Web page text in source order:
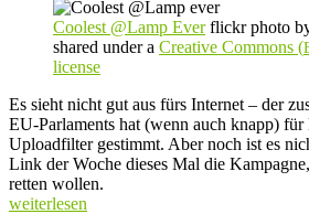
Woche
Nr. 6
Coolest @Lamp Everflickr photo
shared under a Creative Commons (
license
Es sieht nicht gut aus fürs Internet – der
EU-Parlaments hat (wenn auch knapp) für
Uploadfilter gestimmt. Aber noch ist es
Link der Woche dieses Mal die
retten wollen.
„#bdkjvernetzt
weiterlesen